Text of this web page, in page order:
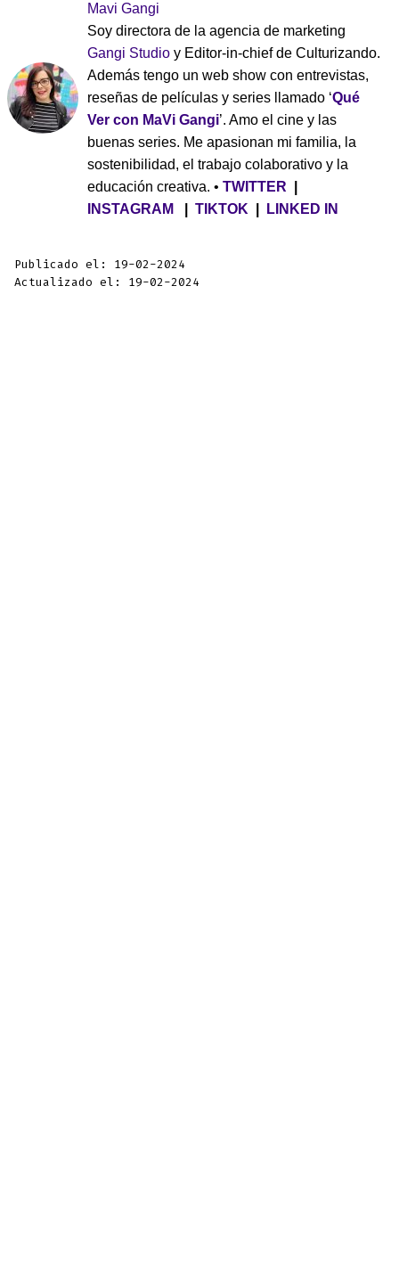
Mavi Gangi
Soy directora de la agencia de marketing
Gangi Studio y Editor-in-chief de Culturizando.
Además tengo un web show con entrevistas,
reseñas de películas y series llamado ‘Qué
Ver con MaVi Gangi’. Amo el cine y las
buenas series. Me apasionan mi familia, la
sostenibilidad, el trabajo colaborativo y la
educación creativa. • TWITTER
INSTAGRAM
TIKTOK LINKED IN
Publicado el: 19-02-2024
Actualizado el: 19-02-2024